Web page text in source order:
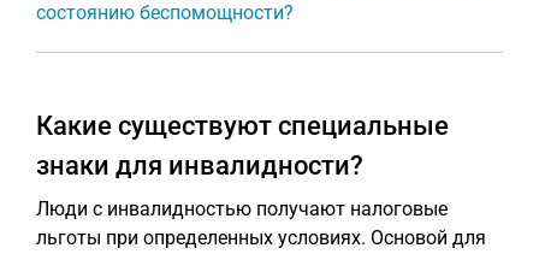
состоянию беспомощности?
Какие существуют специальные
знаки для инвалидности?
Люди с инвалидностью получают налоговые
льготы при определенных условиях. Основой для